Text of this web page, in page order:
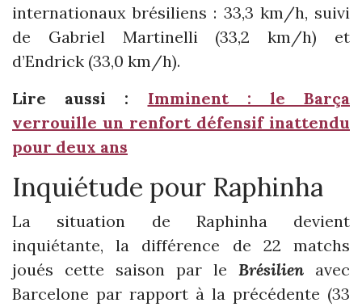
internationaux brésiliens : 33,3 km/h, suivi
de Gabriel Martinelli (33,2 km/h) et
d’Endrick (33,0 km/h).
Lire aussi : Imminent : le Barça
verrouille un renfort défensif inattendu
pour deux ans
Inquiétude pour Raphinha
La situation de Raphinha devient
inquiétante, la différence de 22 matchs
joués cette saison par le Brésilien avec
Barcelone par rapport à la précédente (33